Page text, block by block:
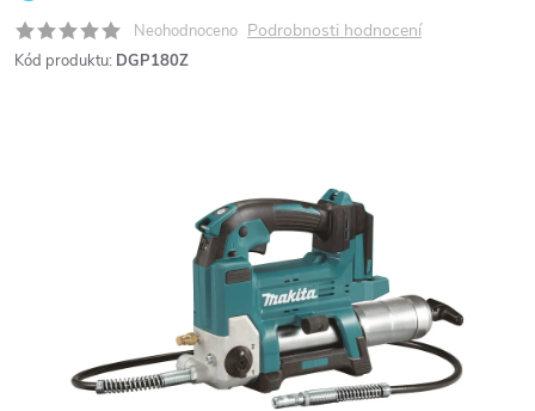
Neohodnoceno Podrobnosti hodnocení
Kód produktu: DGP180Z